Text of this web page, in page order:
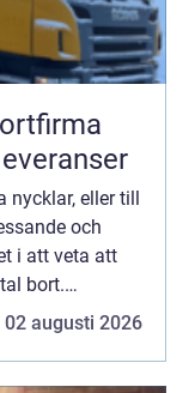
eller till
och
i att veta att
bort.
02 augusti 2026